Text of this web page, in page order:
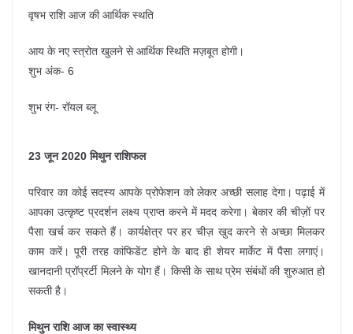
वृषभ राशि आज की आर्थिक स्थति
आय के नए स्त्रोत खुलने से आर्थिक स्थिति मज़बूत होगी।
शुभ अंक- 6
शुभ रंग- रॉयल ब्लू
23 जून 2020 मिथुन राशिफल
परिवार का कोई सदस्य आपके प्रोफेशन को लेकर अच्छी सलाह देगा। पढ़ाई में
आपका उत्कृष्ट प्रदर्शन लक्ष्य प्राप्त करने में मदद करेगा। बेकार की चीज़ों पर
पैसा खर्च कर सकते हैं। कार्यक्षेत्र पर हर चीज़ खुद करने से अच्छा मिलकर
काम करें। पूरी तरह कांफिडेंट होने के बाद ही शेयर मार्केट में पैसा लगाएं।
खानदानी प्रॉप्रर्टी मिलने के योग हैं। किसी के साथ प्रेम संबंधों की शुरुआत हो
सकती है।
मिथुन राशि आज का स्वास्थ्य